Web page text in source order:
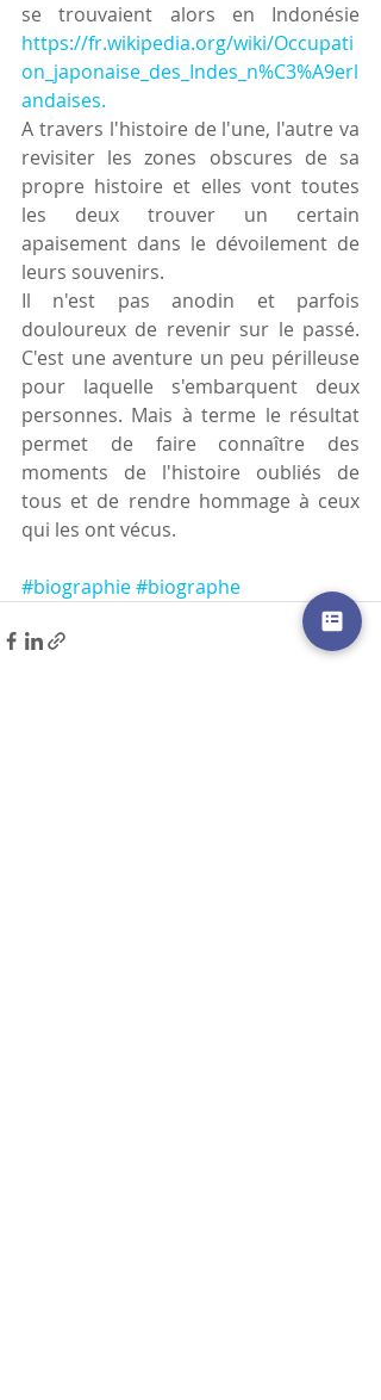
https://fr.wikipedia.org/wiki/Occupati
on_japonaise_des_Indes_n%C3%A9erl
andaises.
A travers l'histoire de l'une, l'autre va
revisiter les zones obscures de sa
propre histoire et elles vont toutes
les deux trouver un certain
apaisement dans le dévoilement de
leurs souvenirs.
Il n'est pas anodin et parfois
douloureux de revenir sur le passé.
C'est une aventure un peu périlleuse
pour laquelle s'embarquent deux
personnes. Mais à terme le résultat
permet de faire connaître des
moments de l'histoire oubliés de
tous et de rendre hommage à ceux
qui les ont vécus.
#biographie#biographe